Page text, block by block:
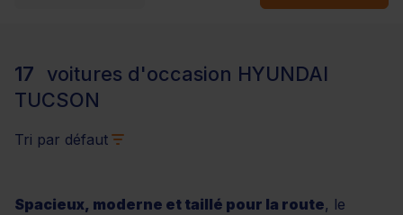
17
voitures d'occasion HYUNDAI
TUCSON
Tri par défaut
Spacieux, moderne et taillé pour la route, le